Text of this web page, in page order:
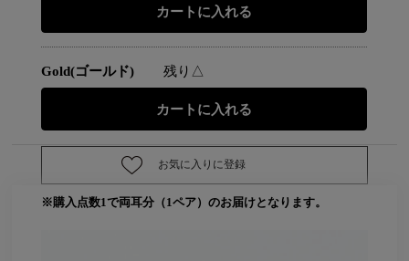
Gold(ゴールド) 残り△
お気に入りに登録
※購入点数1で両耳分（1ペア）のお届けとなります。